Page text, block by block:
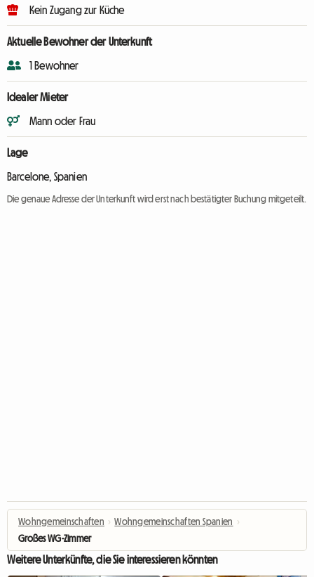
Kein Zugang zur Küche
Aktuelle Bewohner der Unterkunft
1 Bewohner
Idealer Mieter
Mann oder Frau
Lage
Barcelone, Spanien
Die genaue Adresse der Unterkunft wird erst nach bestätigter Buchung mitgeteilt.
Wohngemeinschaften › Wohngemeinschaften Spanien ›
Großes WG-Zimmer
Weitere Unterkünfte, die Sie interessieren könnten